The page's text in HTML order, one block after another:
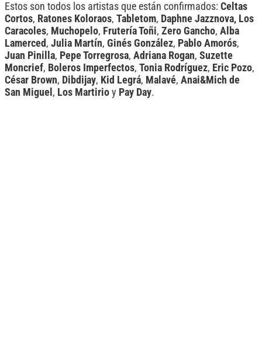
Estos son todos los artistas que están confirmados: Celtas
Cortos, Ratones Koloraos, Tabletom, Daphne Jazznova, Los
Caracoles, Muchopelo, Frutería Toñi, Zero Gancho, Alba
Lamerced , Julia Martín, Ginés González, Pablo Amorós,
Juan Pinilla, Pepe Torregrosa, Adriana Rogan, Suzette
Moncrief, Boleros Imperfectos, Tonia Rodríguez, Eric Pozo,
César Brown, Dibdijay, Kid Legrá, Malavé, Anai&Mich de
San Miguel , Los Martirio y Pay Day.